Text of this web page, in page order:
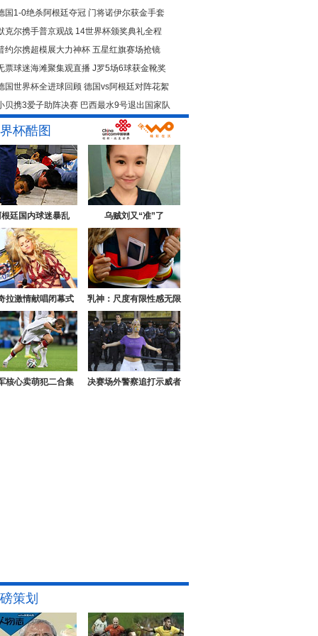
国1-0绝杀阿根廷夺冠 门将诺伊尔获金手套
克尔携手普京观战 14世界杯颁奖典礼全程
约尔携超模展大力神杯 五星红旗赛场抢镜
票球迷海滩聚集观直播 J罗5场6球获金靴奖
国世界杯全进球回顾 德国vs阿根廷对阵花絮
贝携3爱子助阵决赛 巴西最水9号退出国家队
杯酷图
廷国内球迷暴乱 乌贼刘又“准”了
拉激情献唱闭幕式 乳神：尺度有限性感无限
核心卖萌犯二合集 决赛场外警察追打示威者
策划